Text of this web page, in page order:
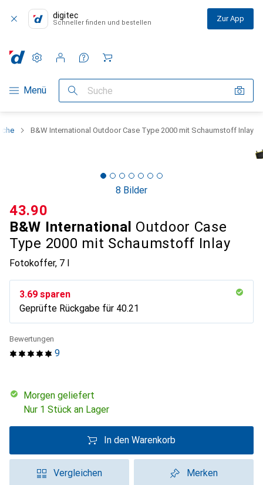
digitec
Schneller finden und bestellen Zur App
Navigation nach Kategorien
Menü Suche
Einstellungen
Kundenkonto
Vergleichslisten
Merklisten
Warenkorb
B&W International Outdoor Case Type 2000 mit Schaumstoff Inlay
8 Bilder
B&W International Outdoor Case
Type 2000 mit Schaumstoff Inlay
Fotokoffer, 7 l
CHF
43.90
CHF
3.69 sparen
Geprüfte Rückgabe für CHF
40.21
9
Bewertungen
morgen geliefert
Nur 1 Stück an Lager
In den Warenkorb
Vergleichen Merken